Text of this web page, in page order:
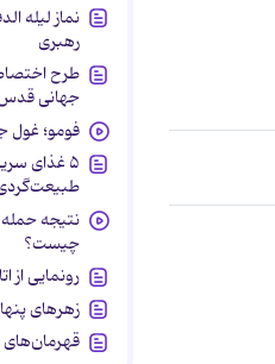
نماز لیله
رهبری
طرح
جهانی
فومو؛ غول
۵ غذای
نتیجه حمله
چیست؟
رونمایی از
زهرهای
قهرمان‌های